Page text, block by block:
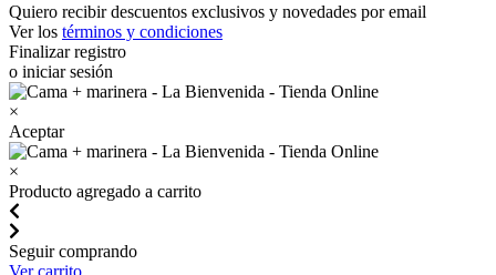
Quiero recibir descuentos exclusivos y novedades por email
Ver los términos y condiciones
Finalizar registro
o iniciar sesión
×
Aceptar
×
Producto agregado a carrito
Seguir comprando
Ver carrito